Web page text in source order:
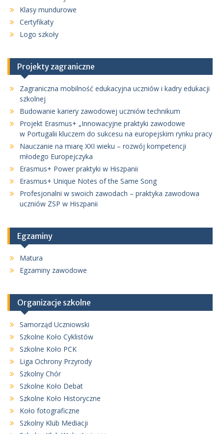
Klasy mundurowe
Certyfikaty
Logo szkoły
Projekty zagraniczne
Zagraniczna mobilność edukacyjna uczniów i kadry edukacji
szkolnej
Budowanie kariery zawodowej uczniów technikum
Projekt Erasmus+ „Innowacyjne praktyki zawodowe
w Portugalii kluczem do sukcesu na europejskim rynku pracy
Nauczanie na miarę XXI wieku – rozwój kompetencji
młodego Europejczyka
Erasmus+ Power praktyki w Hiszpanii
Erasmus+ Unique Notes of the Same Song
Profesjonalni w swoich zawodach – praktyka zawodowa
uczniów ZSP w Hiszpanii
Egzaminy
Matura
Egzaminy zawodowe
Organizacje szkolne
Samorząd Uczniowski
Szkolne Koło Cyklistów
Szkolne Koło PCK
Liga Ochrony Przyrody
Szkolny Chór
Szkolne Koło Debat
Szkolne Koło Historyczne
Koło fotograficzne
Szkolny Klub Mediacji